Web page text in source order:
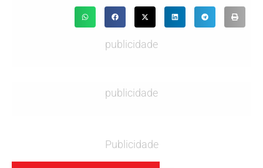
publicidade
publicidade
Publicidade